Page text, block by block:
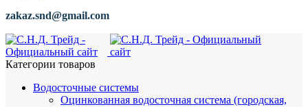
zakaz.snd@gmail.com
Категории товаров
Водосточные системы
Оцинкованная водосточная система (городская,